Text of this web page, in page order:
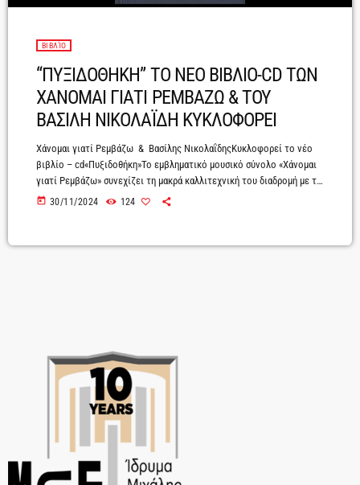
ΒΙΒΛΊΟ
“ΠΥΞΙΔΟΘΗΚΗ” ΤΟ ΝΕΟ ΒΙΒΛΙΟ-CD ΤΩΝ
ΧΑΝΟΜΑΙ ΓΙΑΤΙ ΡΕΜΒΑΖΩ & ΤΟΥ
ΒΑΣΙΛΗ ΝΙΚΟΛΑΪΔΗ ΚΥΚΛΟΦΟΡΕΙ
Χάνομαι γιατί Ρεμβάζω & Βασίλης ΝικολαΐδηςΚυκλοφορεί το νέο
βιβλίο – cd«Πυξιδοθήκη»Το εμβληματικό μουσικό σύνολο «Χάνομαι
γιατί Ρεμβάζω» συνεχίζει τη μακρά καλλιτεχνική του διαδρομή με το
νέο του βιβλίο – cd, με τίτλο «Πυξιδοθήκη», στο οποίο έχει
Ρεμβάζω» με τον Νικολαΐδη υπήρξε καθοριστική στη δημιουργική
today 30/11/2024 124